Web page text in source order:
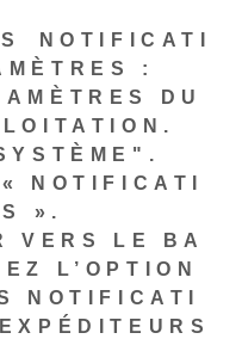
⁢NOTIFICATI
:
DU
NOTIFICATI
».
VERS LE BA
L’OPTION
NOTIFICATI